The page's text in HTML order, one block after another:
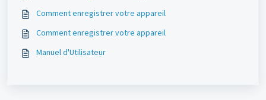
Comment enregistrer votre appareil
Comment enregistrer votre appareil
Manuel d'Utilisateur